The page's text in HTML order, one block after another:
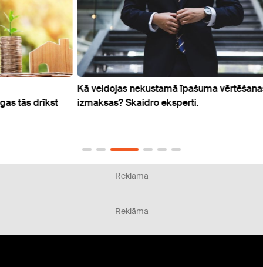
Kā veidojas nekustamā īpašuma vērtēšanas
izmaksas? Skaidro eksperti.
Reklāma
Reklāma